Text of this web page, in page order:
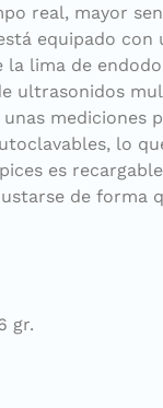
real, mayor
equipado
lima de
ultrasonidos
mediciones
lo
es
de forma
gr.